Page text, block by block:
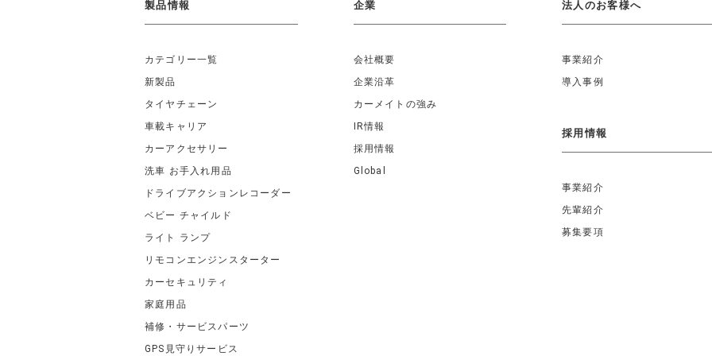
製品情報
カテゴリー一覧
新製品
タイヤチェーン
車載キャリア
カーアクセサリー
洗車 お手入れ用品
ドライブアクションレコーダー
ベビー チャイルド
ライト ランプ
リモコンエンジンスターター
カーセキュリティ
家庭用品
補修・サービスパーツ
GPS見守りサービス
企業
会社概要
企業沿革
カーメイトの強み
IR情報
採用情報
Global
法人のお客様へ
事業紹介
導入事例
採用情報
事業紹介
先輩紹介
募集要項